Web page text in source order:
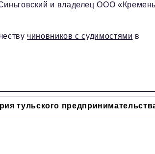
и владелец ООО
чиновников с судимостями в
тульского